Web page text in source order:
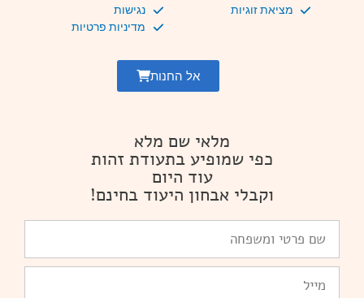
מציאת זוגיות
נגישות
מדיניות פרטיות
אל החנות
מלאי שם מלא
כפי שמופיע בתעודת זהות
עוד היום
וקבלי אבחון היעוד בחינם!
פרטי
ומשפחה